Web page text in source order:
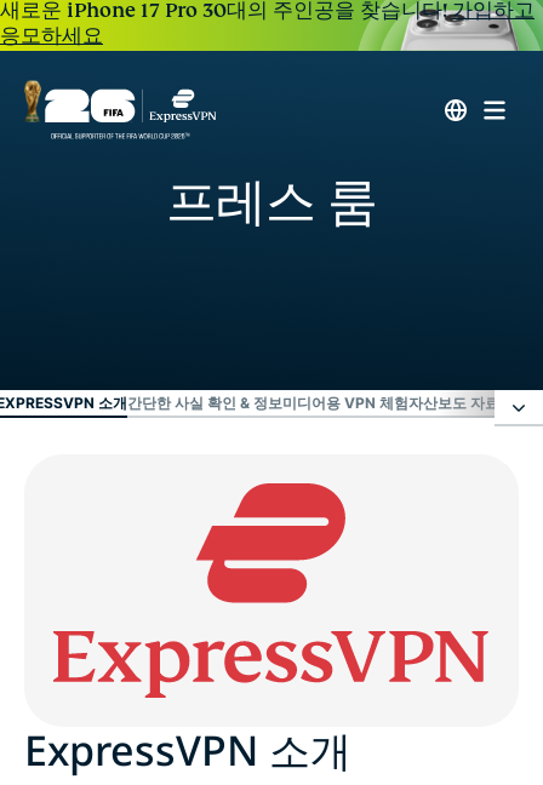
새로운 iPhone 17 Pro 30대의 주인공을 찾습니다!가입하고
응모하세요
프레스 룸
소개간단한 사실 확인 & 정보미디어용 VPN 체험자산보도 자료
간단한 사실 확인 & 정보
보도 자료
ExpressVPN 소개